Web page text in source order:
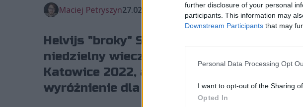
further disclosure of your personal
participants. This information may
Downstream Participants that may
Personal Data Processing Opt
I want to opt-out of the Sharing
Opted In
Maciej Petryszyn27.02.2022, godz. 23:39
Helvijs "broky" Saukants z wysokiego C
niedzielny wieczór wzniósł wszak
Katowice 2022, a chwilę później odebrał
wyróżnienie dla MVP.